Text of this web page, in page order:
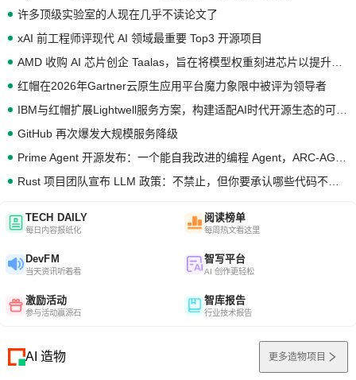
许多顶级实验室的人现在几乎不读论文了
xAI 前工程师评现代 AI 领域最重要 Top3 开源项目
红帽在2026年Gartner云原生应用平台魔力象限中被评为领导者
GitHub 再次爆发大规模服务降级
TECH DAILY
每日内容报纸化
阅读榜单
每周热文看这里
DevFM
当天资讯听着看
智写平台
AI 创作更轻松
激励活动
参与活动赢源石
智库报告
行业技术报告
AI 造物 更多造物项目